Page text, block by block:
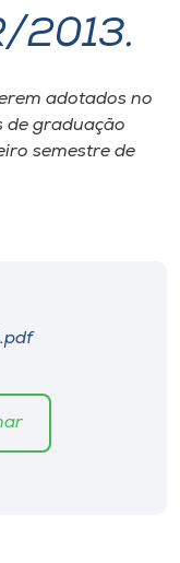
2013.
adotados no
de graduação
semestre de